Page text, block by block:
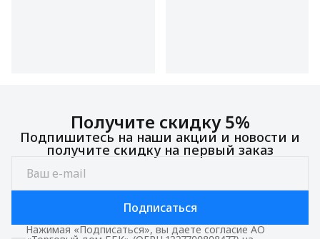
Получите скидку 5%
Подпишитесь на наши акции и новости и
получите скидку на первый заказ
Подписаться
Нажимая «Подписаться», вы даете согласие АО